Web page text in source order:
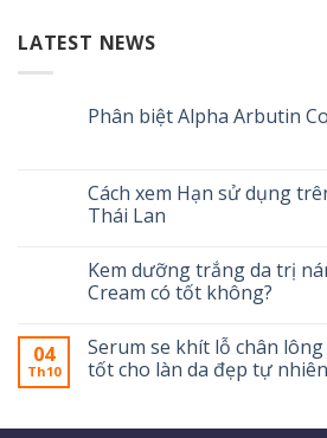
LATEST NEWS
Phân biệt Alpha Arbutin
Cách xem Hạn sử dụng
Thái Lan
Kem dưỡng trắng da trị
Cream có tốt không?
04
Th10
Serum se khít lỗ chân
tốt cho làn da đẹp tự